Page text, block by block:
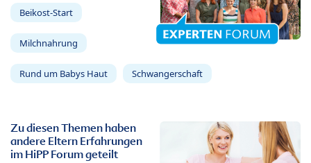
Beikost-Start
Milchnahrung
Rund um Babys Haut Schwangerschaft
Zu diesen Themen haben
andere Eltern Erfahrungen
im HiPP Forum geteilt